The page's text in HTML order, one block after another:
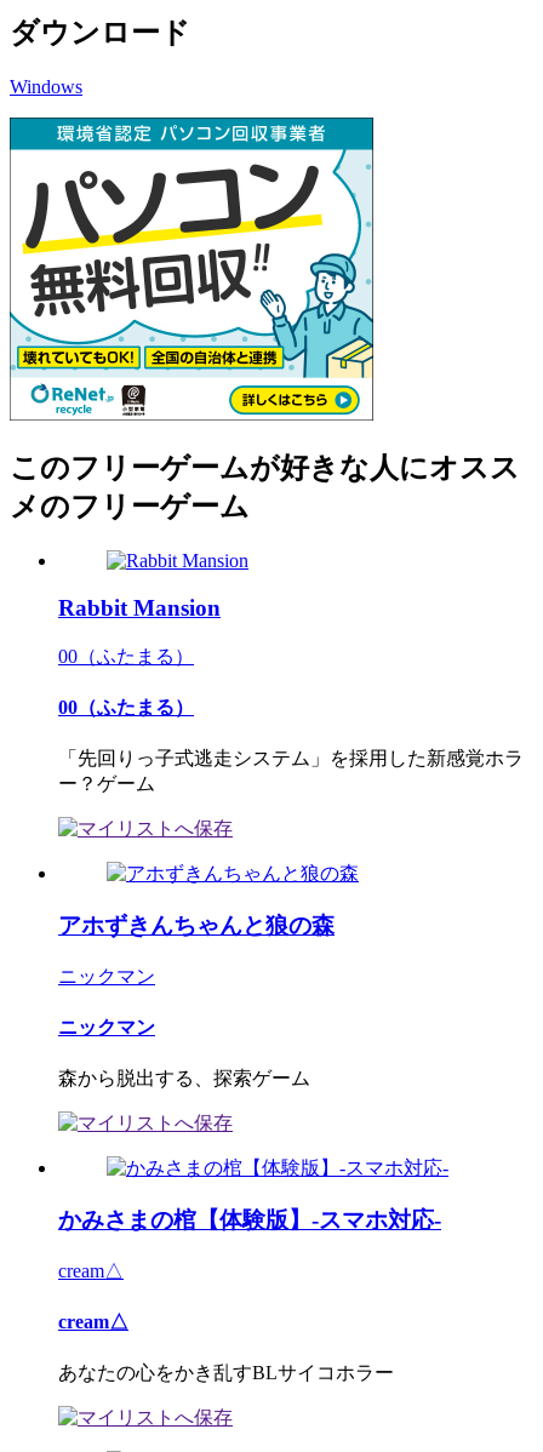
ダウンロード
Windows
このフリーゲームが好きな人にオスス
メのフリーゲーム
Rabbit Mansion
00（ふたまる）
00（ふたまる）
「先回りっ子式逃走システム」を採用した新感覚ホラ
ー？ゲーム
アホずきんちゃんと狼の森
ニックマン
ニックマン
森から脱出する、探索ゲーム
かみさまの棺【体験版】-スマホ対応-
cream△
cream△
あなたの心をかき乱すBLサイコホラー